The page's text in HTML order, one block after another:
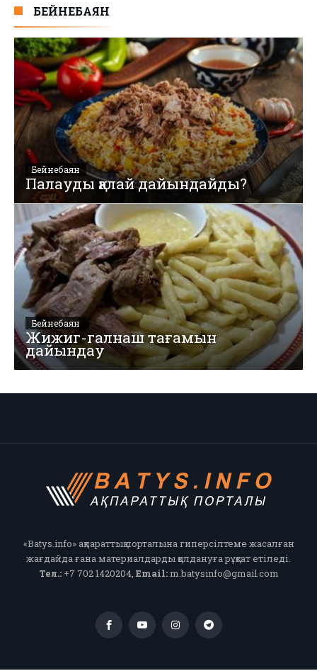
БЕЙНЕБАЯН
Бейнебаян
Палауды қалай дайындайды?
Бейнебаян
Жижиг-галнаш тағамын
дайындау
«Batys.info» ақпараттық порталына гиперсілтеме жасалған
жағдайда ғана материалдарды қолдануға рұқсат етіледі.
Тел.:+7 702 1420204, Email:m.batysinfo@gmail.com